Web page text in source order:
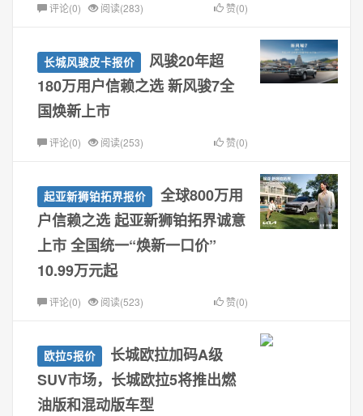
评论(0) 阅读(283) 赞(0)
长城风骏皮卡报价
风骏20年超
180万用户信赖之选 新风骏7全
国焕新上市
评论(0) 阅读(253) 赞(0)
起亚新狮铂拓界报价
全球800万用
户信赖之选 起亚新狮铂拓界诚意
上市 全国统一“焕新一口价”
10.99万元起
评论(0) 阅读(523) 赞(0)
欧拉5报价
长城欧拉加码A级
SUV市场，长城欧拉5将推出燃
油版和混动版车型